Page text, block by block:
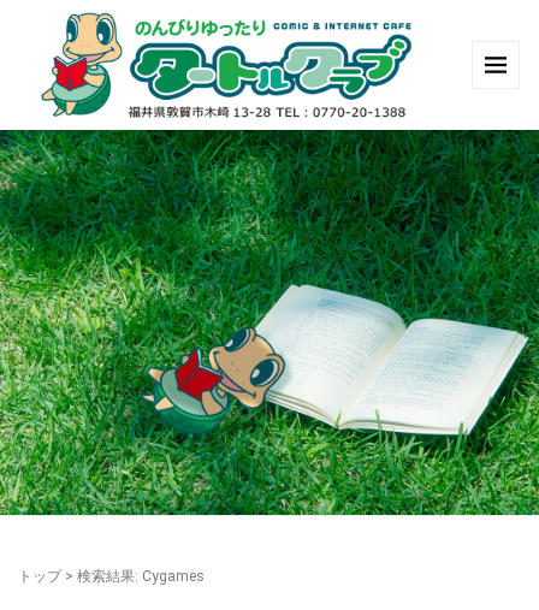
トップ> 検索結果: Cygames